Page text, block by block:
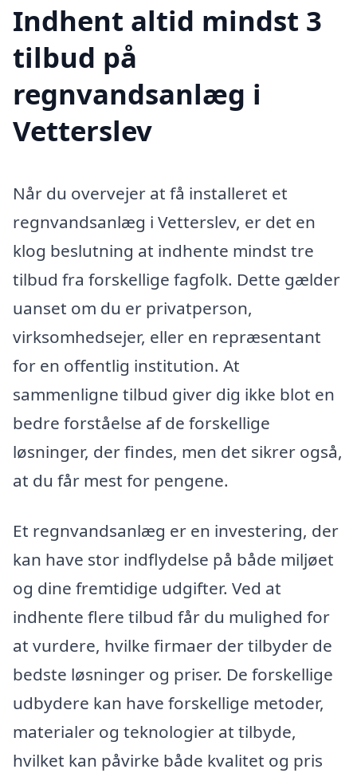
Indhent altid mindst 3
tilbud på
regnvandsanlæg i
Vetterslev
Når du overvejer at få installeret et
regnvandsanlæg i Vetterslev, er det en
klog beslutning at indhente mindst tre
tilbud fra forskellige fagfolk. Dette gælder
uanset om du er privatperson,
virksomhedsejer, eller en repræsentant
for en offentlig institution. At
sammenligne tilbud giver dig ikke blot en
bedre forståelse af de forskellige
løsninger, der findes, men det sikrer også,
at du får mest for pengene.
Et regnvandsanlæg er en investering, der
kan have stor indflydelse på både miljøet
og dine fremtidige udgifter. Ved at
indhente flere tilbud får du mulighed for
at vurdere, hvilke firmaer der tilbyder de
bedste løsninger og priser. De forskellige
udbydere kan have forskellige metoder,
materialer og teknologier at tilbyde,
hvilket kan påvirke både kvalitet og pris